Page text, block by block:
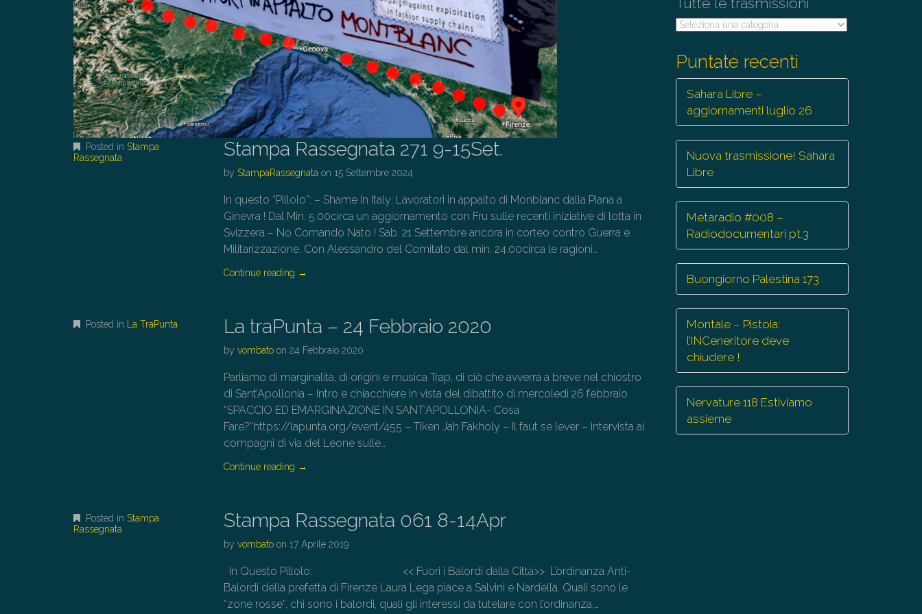
Posted in Stampa
Rassegnata
Stampa Rassegnata 271 9-15Set.
by StampaRassegnata on 15 Settembre 2024
In questo “Pillolo”: – Shame In Italy: Lavoratori in appalto di Monblanc dalla Piana a
Ginevra ! Dal Min. 5.00circa un aggiornamento con Fru sulle recenti iniziative di lotta in
Svizzera – No Comando Nato ! Sab. 21 Settembre ancora in corteo contro Guerra e
Militarizzazione. Con Alessandro del Comitato dal min. 24.00circa le ragioni…
Continue reading →
Posted in La TraPunta La traPunta – 24 Febbraio 2020
byvombato on24 Febbraio 2020
Parliamo di marginalità, di origini e musica Trap, di ciò che avverrà a breve nel chiostro
di Sant’Apollonia – Intro e chiacchiere in vista del dibattito di mercoledì 26 febbraio
“SPACCIO ED EMARGINAZIONE IN SANT’APOLLONIA- Cosa
Fare?”https://lapunta.org/event/455 – Tiken Jah Fakholy – Il faut se lever – intervista ai
compagni di via del Leone sulle…
Continue reading →
Posted in Stampa
Rassegnata
Stampa Rassegnata 061 8-14Apr
byvombato on 17 Aprile 2019
In Questo Pillolo: << Fuori i Balordi dalla Città>> L’ordinanza Anti-
Balordi della prefetta di Firenze Laura Lega piace a Salvini e Nardella. Quali sono le
“zone rosse”, chi sono i balordi, quali gli interessi da tutelare con l’ordinanza,…
Tutte
Puntate recenti
Sahara Libre –
aggiornamenti luglio 26
Nuova trasmissione! Sahara
Libre
Metaradio #008 –
Radiodocumentari pt.3
Buongiorno Palestina 173
Montale – Pistoia:
l’INCeneritore deve
chiudere !
Nervature 118 Estiviamo
assieme